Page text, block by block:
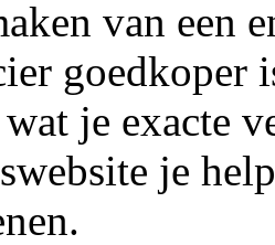
van een
je exacte
je